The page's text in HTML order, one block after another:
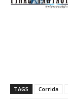
TAGS Corrida